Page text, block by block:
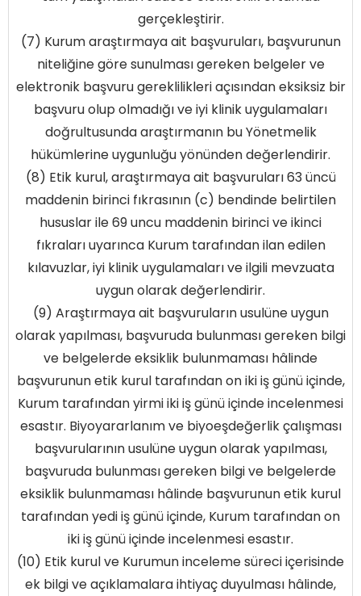
gerçekleştirir.
(7) Kurum araştırmaya ait başvuruları, başvurunun
niteliğine göre sunulması gereken belgeler ve
elektronik başvuru gereklilikleri açısından eksiksiz bir
başvuru olup olmadığı ve iyi klinik uygulamaları
doğrultusunda araştırmanın bu Yönetmelik
hükümlerine uygunluğu yönünden değerlendirir.
(8) Etik kurul, araştırmaya ait başvuruları 63 üncü
maddenin birinci fıkrasının (c) bendinde belirtilen
hususlar ile 69 uncu maddenin birinci ve ikinci
fıkraları uyarınca Kurum tarafından ilan edilen
kılavuzlar, iyi klinik uygulamaları ve ilgili mevzuata
uygun olarak değerlendirir.
(9) Araştırmaya ait başvuruların usulüne uygun
olarak yapılması, başvuruda bulunması gereken bilgi
ve belgelerde eksiklik bulunmaması hâlinde
başvurunun etik kurul tarafından on iki iş günü içinde,
Kurum tarafından yirmi iki iş günü içinde incelenmesi
esastır. Biyoyararlanım ve biyoeşdeğerlik çalışması
başvurularının usulüne uygun olarak yapılması,
başvuruda bulunması gereken bilgi ve belgelerde
eksiklik bulunmaması hâlinde başvurunun etik kurul
tarafından yedi iş günü içinde, Kurum tarafından on
iki iş günü içinde incelenmesi esastır.
(10) Etik kurul ve Kurumun inceleme süreci içerisinde
ek bilgi ve açıklamalara ihtiyaç duyulması hâlinde,